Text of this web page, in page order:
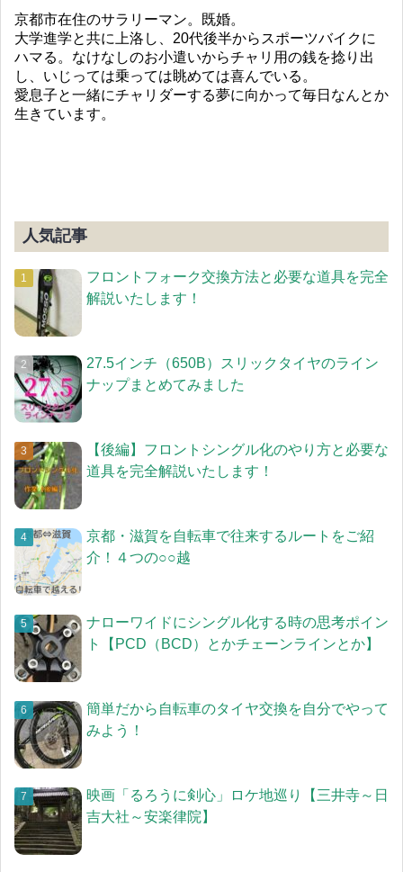
京都市在住のサラリーマン。既婚。
大学進学と共に上洛し、20代後半からスポーツバイクに
ハマる。なけなしのお小遣いからチャリ用の銭を捻り出
し、いじっては乗っては眺めては喜んでいる。
愛息子と一緒にチャリダーする夢に向かって毎日なんとか
生きています。
人気記事
フロントフォーク交換方法と必要な道具を完全
解説いたします！
27.5インチ（650B）スリックタイヤのライン
ナップまとめてみました
【後編】フロントシングル化のやり方と必要な
道具を完全解説いたします！
京都・滋賀を自転車で往来するルートをご紹
介！４つの○○越
ナローワイドにシングル化する時の思考ポイン
ト【PCD（BCD）とかチェーンラインとか】
簡単だから自転車のタイヤ交換を自分でやって
みよう！
映画「るろうに剣心」ロケ地巡り【三井寺～日
吉大社～安楽律院】